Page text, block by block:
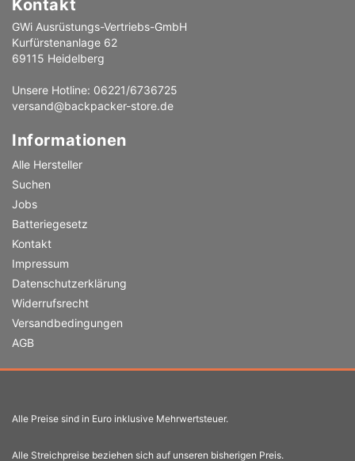
Kontakt
GWi Ausrüstungs-Vertriebs-GmbH
Kurfürstenanlage 62
69115 Heidelberg
Unsere Hotline: 06221/6736725
versand@backpacker-store.de
Informationen
Alle Hersteller
Suchen
Jobs
Batteriegesetz
Kontakt
Impressum
Datenschutzerklärung
Widerrufsrecht
Versandbedingungen
AGB
Alle Preise sind in Euro inklusive Mehrwertsteuer.
Alle Streichpreise beziehen sich auf unseren bisherigen Preis.